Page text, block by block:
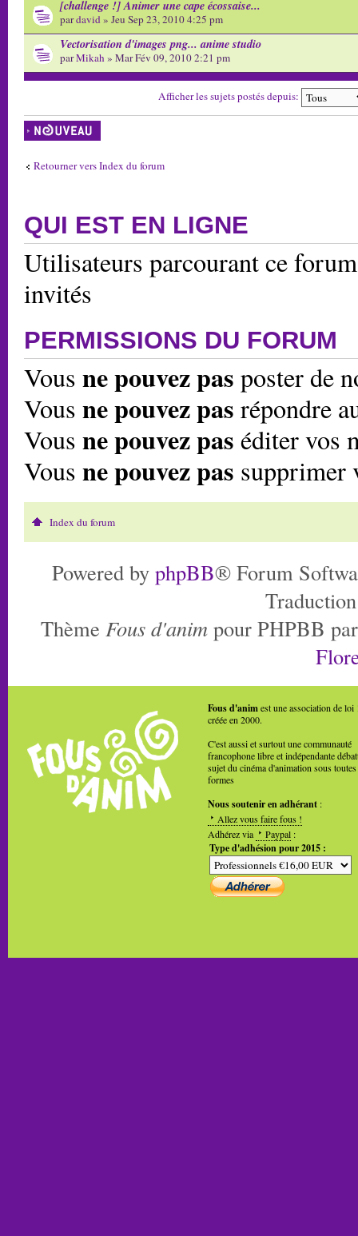
[challenge !] Animer une cape écossaise...
pardavid» Jeu Sep 23, 2010 4:25 pm
Vectorisation d'images png... anime studio
parMikah» Mar Fév 09, 2010 2:21 pm
Afficher les sujets postés depuis:
Écrire un nouveau
sujet
Retourner vers Index du forum
QUI EST EN LIGNE
Utilisateurs parcourant ce
invités
PERMISSIONS DU FORUM
Vous ne pouvez pas poster de
Vous ne pouvez pas répondre
Vous ne pouvez pas éditer vos
Vous ne pouvez pas supprimer
Index du forum
Powered by phpBB® Forum
Thème Fous d'anim pour PHPBB
Fous d'animest une association de loi
créée en 2000.
C'est aussi et surtout une communauté
francophone libre et indépendante
sujet du cinéma d'animation sous toutes
formes
Nous soutenir en adhérant :
Allez vous faire fous !
Adhérez via
Paypal :
Type d'adhésion pour 2015 :